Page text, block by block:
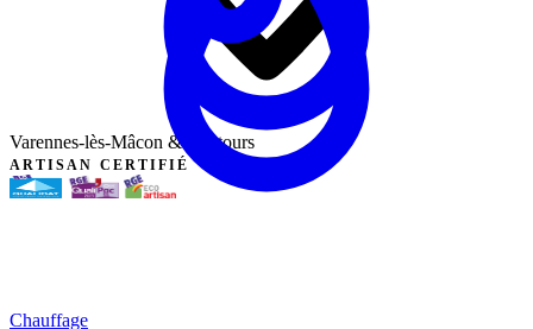
Varennes-lès-Mâcon & alentours
ARTISAN CERTIFIÉ
Chauffage